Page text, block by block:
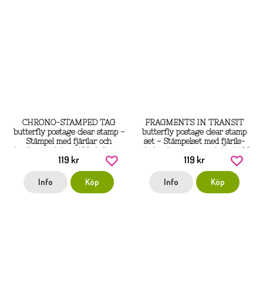
CHRONO-STAMPED TAG
butterfly postage clear stamp -
Stämpel med fjärilar och
A7
119 kr
Info Köp
FRAGMENTS IN TRANSIT
butterfly postage clear stamp
set - Stämpelset med fjärils-
& Create A7
119 kr
Info Köp